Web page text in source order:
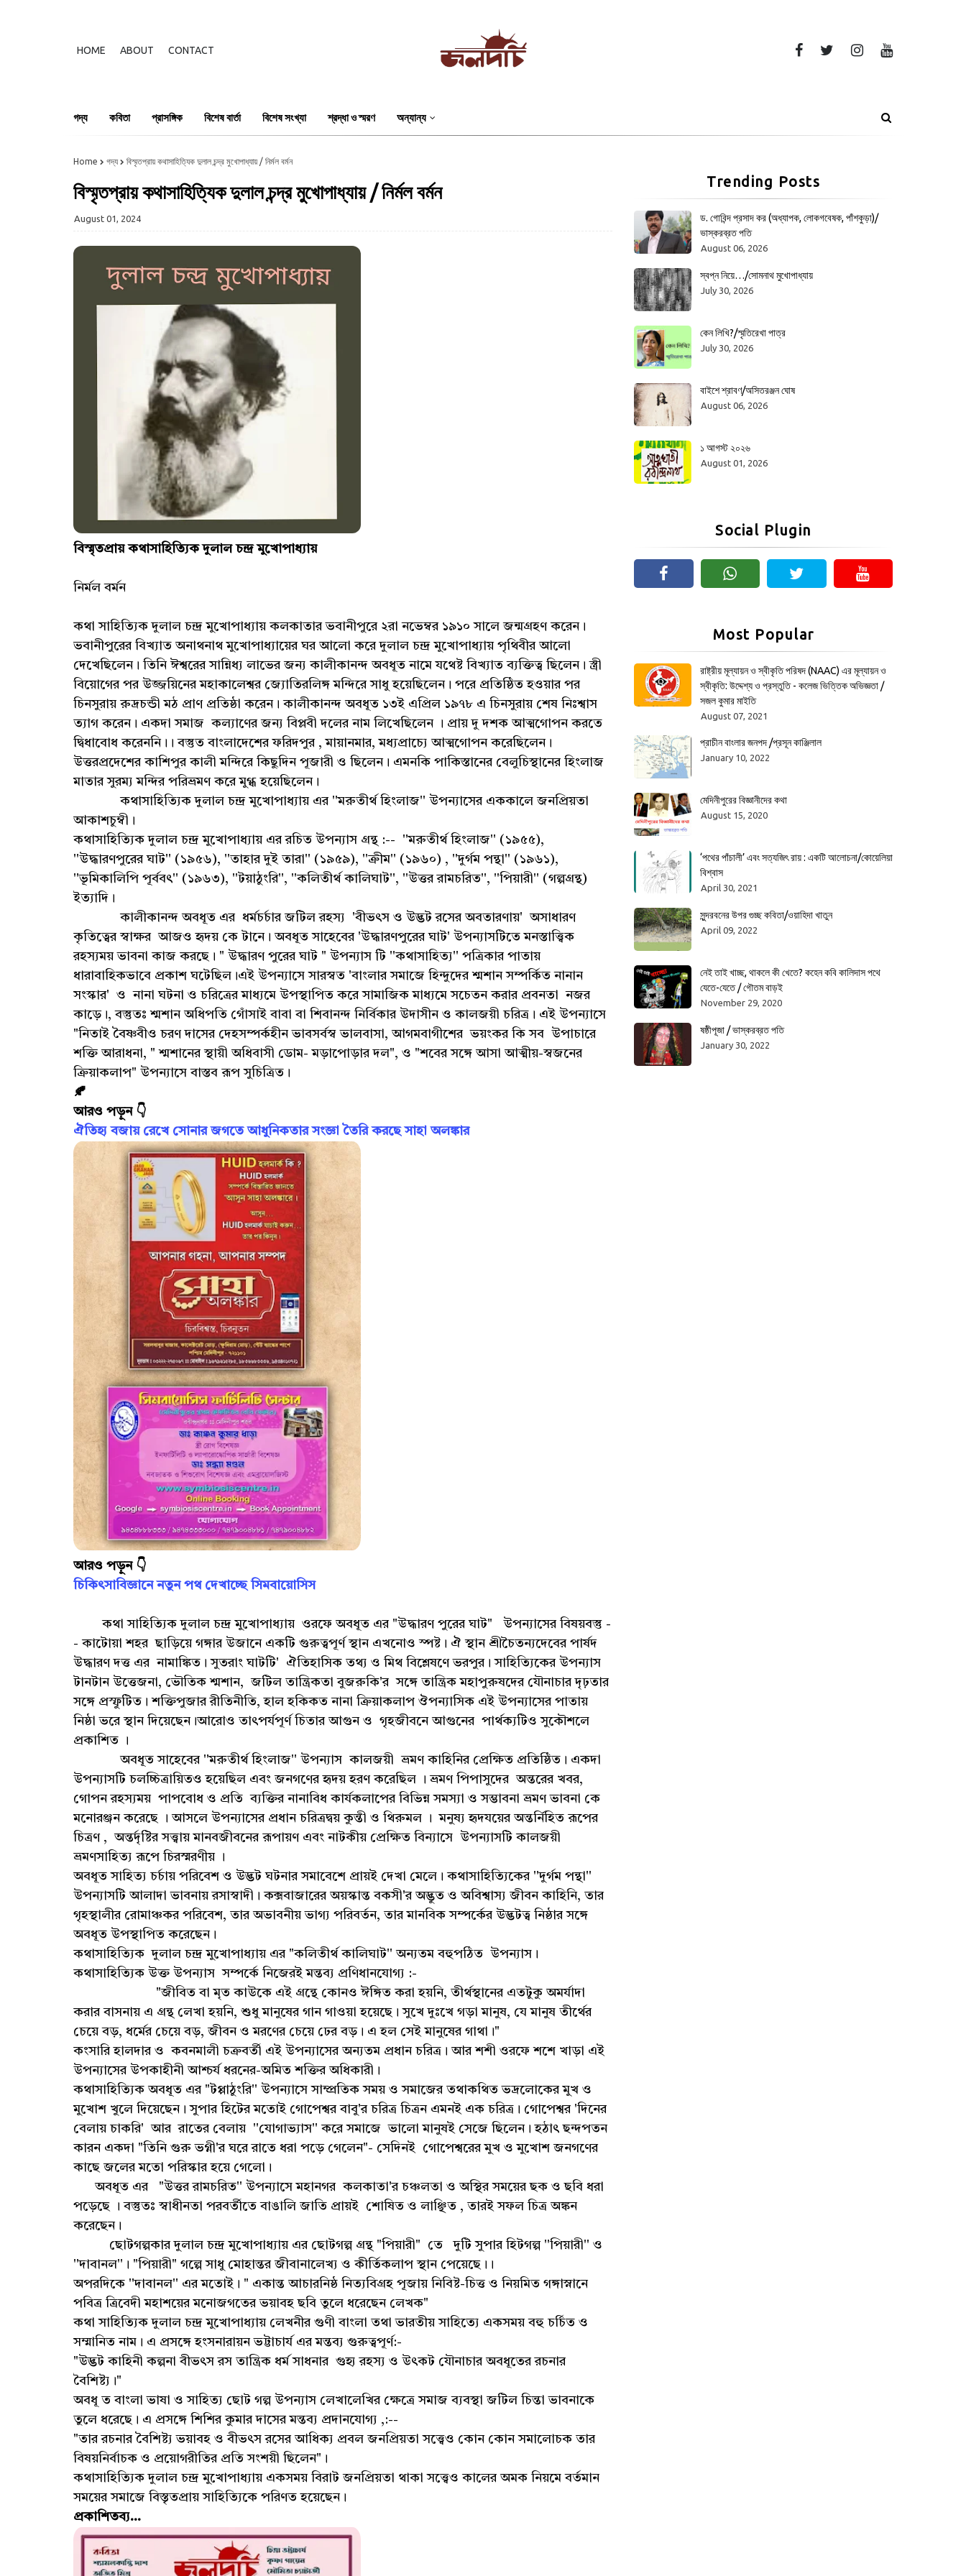
HOME ABOUT CONTACT
গদ্য কবিতা প্রাসঙ্গিক বিশেষ বার্তা বিশেষ সংখ্যা শ্রদ্ধা ও স্মরণ অন্যান্য
Home গদ্য বিস্মৃতপ্রায় কথাসাহিত্যিক দুলাল চন্দ্র মুখোপাধ্যায় / নির্মল বর্মন
বিস্মৃতপ্রায় কথাসাহিত্যিক দুলাল চন্দ্র মুখোপাধ্যায় / নির্মল বর্মন
August 01, 2024
বিস্মৃতপ্রায় কথাসাহিত্যিক দুলাল চন্দ্র মুখোপাধ্যায়
নির্মল বর্মন
কথা সাহিত্যিক দুলাল চন্দ্র মুখোপাধ্যায় কলকাতার ভবানীপুরে ২রা নভেম্বর ১৯১০ সালে জন্মগ্রহণ করেন।
ভবানীপুরের বিখ্যাত অনাথনাথ মুখোপাধ্যায়ের ঘর আলো করে দুলাল চন্দ্র মুখোপাধ্যায় পৃথিবীর আলো
দেখেছিলেন। তিনি ঈশ্বরের সান্নিধ্য লাভের জন্য কালীকানন্দ অবধূত নামে যথেষ্ট বিখ্যাত ব্যক্তিত্ব ছিলেন। স্ত্রী
বিয়োগের পর উজ্জয়িনের মহাকালেশ্বর জ্যোতিরলিঙ্গ মন্দিরে সাধু হয়েছিলেন। পরে প্রতিষ্ঠিত হওয়ার পর
চিনসুরায় রুদ্রচন্ডী মঠ প্রাণ প্রতিষ্ঠা করেন। কালীকানন্দ অবধূত ১৩ই এপ্রিল ১৯৭৮ এ চিনসুরায় শেষ নিঃশ্বাস
ত্যাগ করেন। একদা সমাজ কল্যাণের জন্য বিপ্লবী দলের নাম লিখেছিলেন । প্রায় দু দশক আত্মগোপন করতে
দ্বিধাবোধ করেননি।। বস্তুত বাংলাদেশের ফরিদপুর , মায়ানমার, মধ্যপ্রাচ্যে আত্মগোপন করেছিলেন।
উত্তরপ্রদেশের কাশিপুর কালী মন্দিরে কিছুদিন পূজারী ও ছিলেন। এমনকি পাকিস্তানের বেলুচিস্থানের হিংলাজ
মাতার সুরম্য মন্দির পরিভ্রমণ করে মুগ্ধ হয়েছিলেন।
কথাসাহিত্যিক দুলাল চন্দ্র মুখোপাধ্যায় এর ''মরুতীর্থ হিংলাজ'' উপন্যাসের এককালে জনপ্রিয়তা
আকাশচুম্বী।
কথাসাহিত্যিক দুলাল চন্দ্র মুখোপাধ্যায় এর রচিত উপন্যাস গ্রন্থ :-- ''মরুতীর্থ হিংলাজ'' (১৯৫৫),
''উদ্ধারণপুরের ঘাট'' (১৯৫৬), ''তাহার দুই তারা'' (১৯৫৯), ''ক্রীম'' (১৯৬০) , ''দুর্গম পন্থা'' (১৯৬১),
''ভূমিকালিপি পূর্ববৎ'' (১৯৬৩), ''টয়াঠুংরি'', ''কলিতীর্থ কালিঘাট'', ''উত্তর রামচরিত'', ''পিয়ারী'' (গল্পগ্রন্থ)
ইত্যাদি।
কালীকানন্দ অবধূত এর ধর্মচর্চার জটিল রহস্য 'বীভৎস ও উদ্ভট রসের অবতারণায়' অসাধারণ
কৃতিত্বের স্বাক্ষর আজও হৃদয় কে টানে। অবধূত সাহেবের 'উদ্ধারণপুরের ঘাট' উপন্যাসটিতে মনস্তাত্ত্বিক
রহস্যময় ভাবনা কাজ করছে। " উদ্ধারণ পুরের ঘাট " উপন্যাস টি ''কথাসাহিত্য'' পত্রিকার পাতায়
ধারাবাহিকভাবে প্রকাশ ঘটেছিল।এই উপন্যাসে সারস্বত 'বাংলার সমাজে হিন্দুদের শ্মশান সম্পর্কিত নানান
সংস্কার' ও নানা ঘটনা ও চরিত্রের মাধ্যমে উপস্থাপিত করে সামাজিক মাধ্যমে সচেতন করার প্রবনতা নজর
কাড়ে।, বস্তুতঃ শ্মশান অধিপতি গোঁসাই বাবা বা শিবানন্দ নির্বিকার উদাসীন ও কালজয়ী চরিত্র। এই উপন্যাসে
"নিতাই বৈষ্ণবীও চরণ দাসের দেহসম্পর্কহীন ভাবসর্বস্ব ভালবাসা, আগমবাগীশের ভয়ংকর কি সব উপাচারে
শক্তি আরাধনা, " শ্মশানের স্থায়ী অধিবাসী ডোম- মড়াপোড়ার দল", ও "শবের সঙ্গে আসা আত্মীয়-স্বজনের
ক্রিয়াকলাপ" উপন্যাসে বাস্তব রূপ সুচিত্রিত।
🍂
আরও পড়ুন 👇
ঐতিহ্য বজায় রেখে সোনার জগতে আধুনিকতার সংজ্ঞা তৈরি করছে সাহা অলঙ্কার
আরও পড়ুন 👇
চিকিৎসাবিজ্ঞানে নতুন পথ দেখাচ্ছে সিমবায়োসিস
কথা সাহিত্যিক দুলাল চন্দ্র মুখোপাধ্যায় ওরফে অবধূত এর "উদ্ধারণ পুরের ঘাট" উপন্যাসের বিষয়বস্তু -
- কাটোয়া শহর ছাড়িয়ে গঙ্গার উজানে একটি গুরুত্বপূর্ণ স্থান এখনোও স্পষ্ট। ঐ স্থান শ্রীচৈতন্যদেবের পার্ষদ
উদ্ধারণ দত্ত এর নামাঙ্কিত। সুতরাং ঘাটটি' ঐতিহাসিক তথ্য ও মিথ বিশ্লেষণে ভরপুর। সাহিত্যিকের উপন্যাস
টানটান উত্তেজনা, ভৌতিক শ্মশান, জটিল তান্ত্রিকতা বুজরুকি'র সঙ্গে তান্ত্রিক মহাপুরুষদের যৌনাচার দৃঢ়তার
সঙ্গে প্রস্ফুটিত। শক্তিপুজার রীতিনীতি, হাল হকিকত নানা ক্রিয়াকলাপ ঔপন্যাসিক এই উপন্যাসের পাতায়
নিষ্ঠা ভরে স্থান দিয়েছেন।আরোও তাৎপর্যপূর্ণ চিতার আগুন ও গৃহজীবনে আগুনের পার্থক্যটিও সুকৌশলে
প্রকাশিত ।
অবধূত সাহেবের ''মরুতীর্থ হিংলাজ'' উপন্যাস কালজয়ী ভ্রমণ কাহিনির প্রেক্ষিত প্রতিষ্ঠিত। একদা
উপন্যাসটি চলচ্চিত্রায়িতও হয়েছিল এবং জনগণের হৃদয় হরণ করেছিল । ভ্রমণ পিপাসুদের অন্তরের খবর,
গোপন‌ রহস্যময় পাপবোধ ও প্রতি ব্যক্তির নানাবিধ কার্যকলাপের বিভিন্ন সমস্যা ও সম্ভাবনা ভ্রমণ ভাবনা কে
মনোরঞ্জন করেছে । আসলে উপন্যাসের প্রধান চরিত্রদ্বয় কুন্তী ও থিরুমল । মনুষ্য হৃদযয়ের অন্তর্নিহিত রূপের
চিত্রণ , অন্তর্দৃষ্টির সত্ত্বায় মানবজীবনের রূপায়ণ এবং নাটকীয় প্রেক্ষিত বিন্যাসে উপন্যাসটি কালজয়ী
ভ্রমণসাহিত্য রূপে চিরস্মরণীয় ।
অবধূত সাহিত্য চর্চায় পরিবেশ ও উদ্ভট ঘটনার সমাবেশে প্রায়ই দেখা মেলে। কথাসাহিত্যিকের ''দুর্গম পন্থা''
উপন্যাসটি আলাদা ভাবনায় রসাস্বাদী। কক্সবাজারের অয়স্কান্ত বকসী'র অদ্ভুত ও অবিশ্বাস্য জীবন কাহিনি, তার
গৃহস্থালীর রোমাঞ্চকর পরিবেশ, তার অভাবনীয় ভাগ্য পরিবর্তন, তার মানবিক সম্পর্কের উদ্ভটত্ব নিষ্ঠার সঙ্গে
অবধূত উপস্থাপিত করেছেন।
কথাসাহিত্যিক দুলাল চন্দ্র মুখোপাধ্যায় এর "কলিতীর্থ কালিঘাট'' অন্যতম বহুপঠিত উপন্যাস।
কথাসাহিত্যিক উক্ত উপন্যাস সম্পর্কে নিজেরই মন্তব্য প্রণিধানযোগ্য :-
"জীবিত বা মৃত কাউকে এই গ্রন্থে কোনও ঈঙ্গিত করা হয়নি, তীর্থস্থানের এতটুকু অমর্যাদা
করার বাসনায় এ গ্রন্থ লেখা হয়নি, শুধু মানুষের গান গাওয়া হয়েছে। সুখে দুঃখে গড়া মানুষ, যে মানুষ তীর্থের
চেয়ে বড়, ধর্মের চেয়ে বড়, জীবন ও মরণের চেয়ে ঢের বড়। এ হল সেই মানুষের গাথা।"
কংসারি হালদার ও কবনমালী চক্রবর্তী এই উপন্যাসের অন্যতম প্রধান চরিত্র। আর শশী ওরফে শশে খাড়া এই
উপন্যাসের উপকাহীনী আশ্চর্য ধরনের-অমিত শক্তির অধিকারী।
কথাসাহিত্যিক অবধূত এর "টপ্পাঠুংরি'' উপন্যাসে সাম্প্রতিক সময় ও সমাজের তথাকথিত ভদ্রলোকের মুখ ও
মুখোশ খুলে দিয়েছেন। সুপার হিটের মতোই গোপেশ্বর বাবু'র চরিত্র চিত্রন এমনই এক চরিত্র। গোপেশ্বর 'দিনের
বেলায় চাকরি' আর রাতের বেলায় ''যোগাভ্যাস'' করে সমাজে ভালো মানুষই সেজে ছিলেন। হঠাৎ ছন্দপতন
কারন‌ একদা "তিনি গুরু ভগ্নী'র ঘরে রাতে ধরা পড়ে গেলেন"- সেদিনই গোপেশ্বরের মুখ ও মুখোশ জনগণের
কাছে জলের মতো পরিস্কার হয়ে গেলো।
অবধূত এর ‌"উত্তর রামচরিত'' উপন্যাসে মহানগর কলকাতা'র চঞ্চলতা ও অস্থির সময়ের ছক ও ছবি ধরা
পড়েছে । বস্তুতঃ স্বাধীনতা পরবর্তীতে বাঙালি জাতি প্রায়ই শোষিত ও লাঞ্ছিত , তারই সফল চিত্র অঙ্কন
করেছেন।
ছোটগল্পকার দুলাল চন্দ্র মুখোপাধ্যায় এর ছোটগল্প গ্ৰন্থ "পিয়ারী" তে দুটি সুপার হিটগল্প ''পিয়ারী'' ও
''দাবানল''। "পিয়ারী" গল্পে সাধু মোহান্তর জীবানালেখ্য ও কীর্তিকলাপ স্থান পেয়েছে।।
অপরদিকে ''দাবানল'' এর‌ মতোই। " একান্ত আচারনিষ্ঠ নিত্যবিগ্রহ পূজায় নিবিষ্ট-চিত্ত ও নিয়মিত গঙ্গাস্নানে
পবিত্র ত্রিবেদী মহাশয়ের মনোজগতের ভয়াবহ ছবি তুলে ধরেছেন লেখক"
কথা সাহিত্যিক দুলাল চন্দ্র মুখোপাধ্যায় লেখনীর গুণী বাংলা তথা ভারতীয় সাহিত্যে একসময় বহু চর্চিত ও
সম্মানিত নাম। এ প্রসঙ্গে হংসনারায়ন ভট্টাচার্য এর মন্তব্য গুরুত্বপূর্ণ:-
"উদ্ভট কাহিনী কল্পনা বীভৎস রস তান্ত্রিক ধর্ম সাধনার গুহ্য রহস্য ও উৎকট যৌনাচার অবধূতের রচনার
বৈশিষ্ট্য।"
অবধূ ত বাংলা ভাষা ও সাহিত্য ছোট গল্প উপন্যাস লেখালেখির ক্ষেত্রে সমাজ ব্যবস্থা জটিল চিন্তা ভাবনাকে
তুলে ধরেছে। এ প্রসঙ্গে শিশির কুমার দাসের মন্তব্য প্রদানযোগ্য ,:--
"তার রচনার বৈশিষ্ট্য ভয়াবহ ও বীভৎস রসের আধিক্য প্রবল জনপ্রিয়তা সত্ত্বেও কোন কোন সমালোচক তার
বিষয়নির্বাচক ও প্রয়োগরীতির প্রতি সংশয়ী ছিলেন"।
কথাসাহিত্যিক দুলাল চন্দ্র মুখোপাধ্যায় একসময় বিরাট জনপ্রিয়তা থাকা সত্ত্বেও কালের অমক নিয়মে বর্তমান
সময়ের সমাজে বিস্তৃতপ্রায় সাহিত্যিকে পরিণত হয়েছেন।
প্রকাশিতব্য...
Trending Posts
ড. গোবিন্দ প্রসাদ কর (অধ্যাপক, লোকগবেষক, পাঁশকুড়া)/
ভাস্করব্রত পতি
August 06, 2026
স্বপ্ন নিয়ে…/সোমনাথ মুখোপাধ্যায়
July 30, 2026
কেন লিখি?/স্মৃতিরেখা পাত্র
July 30, 2026
বাইশে শ্রাবণ/অসিতরঞ্জন ঘোষ
August 06, 2026
১ আগস্ট ২০২৬
August 01, 2026
Social Plugin
Most Popular
রাষ্ট্রীয় মূল্যায়ন ও স্বীকৃতি পরিষদ (NAAC) এর মূল্যায়ন ও
স্বীকৃতি: উদ্দেশ্য ও প্রস্তুতি - কলেজ ভিত্তিক অভিজ্ঞতা /
সজল কুমার মাইতি
August 07, 2021
প্রাচীন বাংলার জনপদ /প্রসূন কাঞ্জিলাল
January 10, 2022
মেদিনীপুরের বিজ্ঞানীদের কথা
August 15, 2020
‘পথের পাঁচালী’ এবং সত্যজিৎ রায় : একটি আলোচনা/কোয়েলিয়া
বিশ্বাস
April 30, 2021
সুন্দরবনের উপর গুচ্ছ কবিতা/ওয়াহিদা খাতুন
April 09, 2022
নেই তাই খাচ্ছ, থাকলে কী খেতে? কহেন কবি কালিদাস পথে
যেতে-যেতে / গৌতম বাড়ই
November 29, 2020
ষষ্ঠীপূজা / ভাস্করব্রত পতি
January 30, 2022